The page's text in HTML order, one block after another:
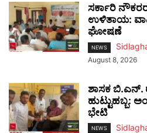
ಸರ್ಕಾರಿ ನೌಕರರ
ಉಳಿತಾಯ:
ಘೋಷಣೆ
NEWS
August 8, 2026
ಶಾಸಕ ಬಿ.ಎನ್.
ಹುಟ್ಟುಹಬ್ಬ:
ಭೇಟಿ
NEWS